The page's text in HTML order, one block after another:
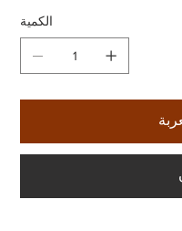
الكمية